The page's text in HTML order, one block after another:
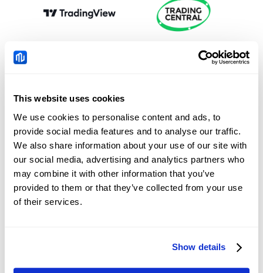
This website uses cookies
We use cookies to personalise content and ads, to
provide social media features and to analyse our traffic.
We also share information about your use of our site with
our social media, advertising and analytics partners who
may combine it with other information that you’ve
provided to them or that they’ve collected from your use
of their services.
Show details
Ondersteunde
betaalmethoden